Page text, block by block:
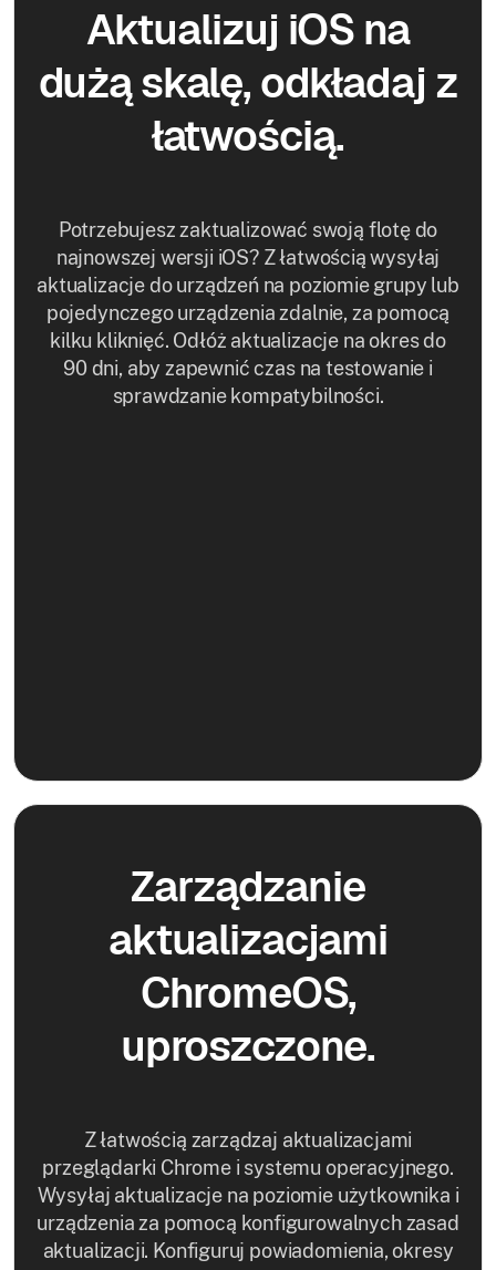
Aktualizuj iOS na
dużą skalę, odkładaj z
łatwością.
Potrzebujesz zaktualizować swoją flotę do
najnowszej wersji iOS? Z łatwością wysyłaj
aktualizacje do urządzeń na poziomie grupy lub
pojedynczego urządzenia zdalnie, za pomocą
kilku kliknięć. Odłóż aktualizacje na okres do
90 dni, aby zapewnić czas na testowanie i
sprawdzanie kompatybilności.
Zarządzanie
aktualizacjami
ChromeOS,
uproszczone.
Z łatwością zarządzaj aktualizacjami
przeglądarki Chrome i systemu operacyjnego.
Wysyłaj aktualizacje na poziomie użytkownika i
urządzenia za pomocą konfigurowalnych zasad
aktualizacji. Konfiguruj powiadomienia, okresy